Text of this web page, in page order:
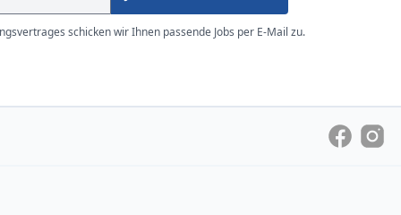
schicken wir Ihnen passende Jobs per E-Mail zu.